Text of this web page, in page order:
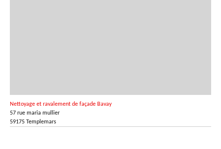
Nettoyage et ravalement de façade Bavay
57 rue maria mullier
59175 Templemars